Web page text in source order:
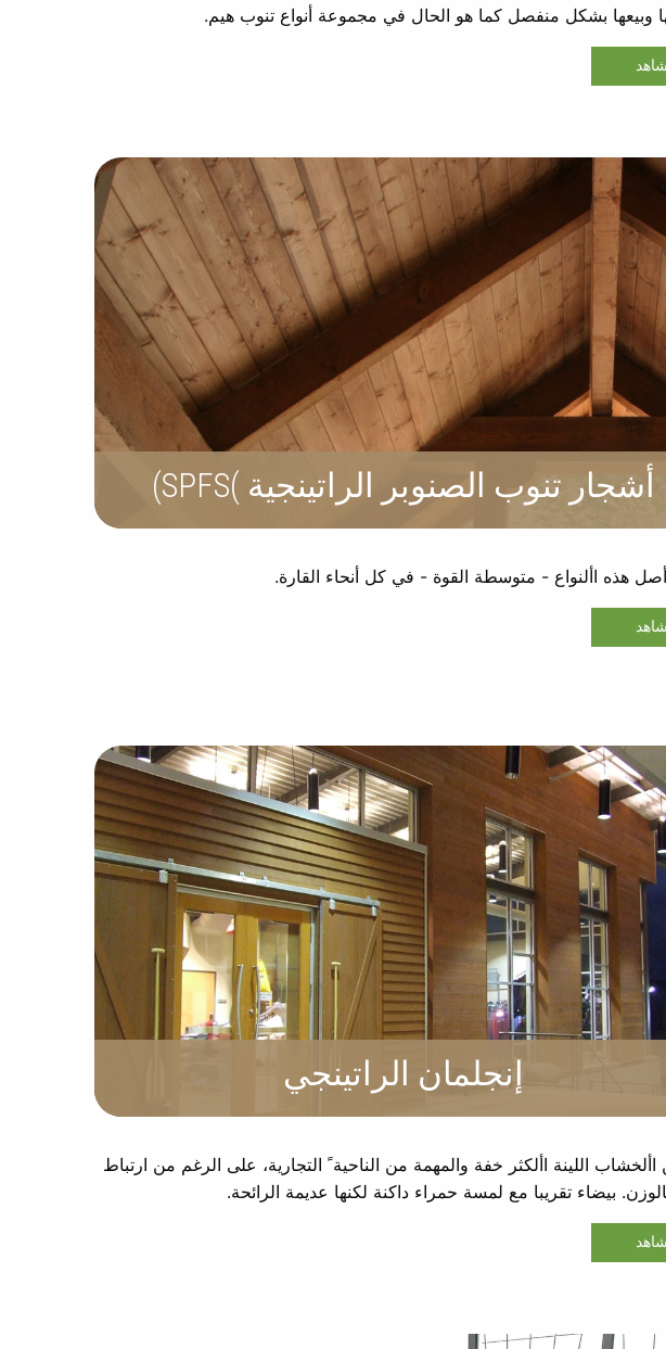
وبيعها بشكل منفصل كما هو الحال في مجموعة أنواع تنوب هيم.
شاهد
أشجار تنوب الصنوبر الراتينجية )SPFS)
هذه األنواع - متوسطة القوة - في كل أنحاء القارة.
شاهد
إنجلمان الراتينجي
اللينة األكثر خفة والمهمة من الناحية ً التجارية، على الرغم من ارتباط
بيضاء تقريبا مع لمسة حمراء داكنة لكنها عديمة الرائحة.
شاهد